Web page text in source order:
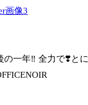
の一年‼︎ 全力で❣️とに
NOIR